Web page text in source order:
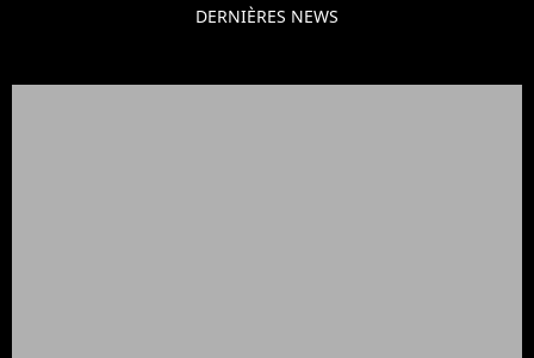
DERNIÈRES NEWS